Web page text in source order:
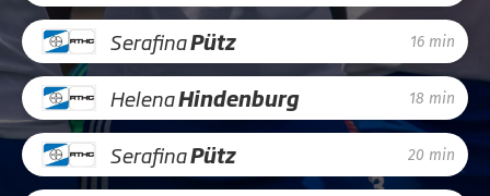
SerafinaPütz 16 min
HelenaHindenburg 18 min
SerafinaPütz 20 min